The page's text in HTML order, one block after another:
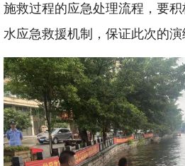
施救过程的应急处理流程，要
水应急救援机制，保证此次的演